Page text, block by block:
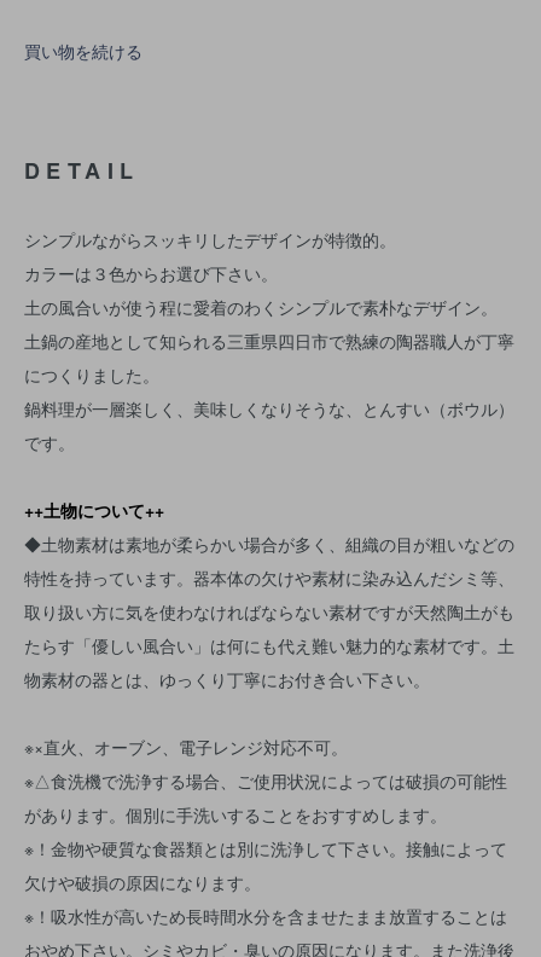
買い物を続ける
DETAIL
シンプルながらスッキリしたデザインが特徴的。
カラーは３色からお選び下さい。
土の風合いが使う程に愛着のわくシンプルで素朴なデザイン。
土鍋の産地として知られる三重県四日市で熟練の陶器職人が丁寧
につくりました。
鍋料理が一層楽しく、美味しくなりそうな、とんすい（ボウル）
です。
++土物について++
◆土物素材は素地が柔らかい場合が多く、組織の目が粗いなどの
特性を持っています。器本体の欠けや素材に染み込んだシミ等、
取り扱い方に気を使わなければならない素材ですが天然陶土がも
たらす「優しい風合い」は何にも代え難い魅力的な素材です。土
物素材の器とは、ゆっくり丁寧にお付き合い下さい。
※×直火、オーブン、電子レンジ対応不可。
※△食洗機で洗浄する場合、ご使用状況によっては破損の可能性
があります。個別に手洗いすることをおすすめします。
※！金物や硬質な食器類とは別に洗浄して下さい。接触によって
欠けや破損の原因になります。
※！吸水性が高いため長時間水分を含ませたまま放置することは
おやめ下さい。シミやカビ・臭いの原因になります。また洗浄後